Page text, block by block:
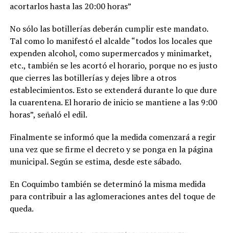
acortarlos hasta las 20:00 horas”
No sólo las botillerías deberán cumplir este mandato.
Tal como lo manifestó el alcalde “todos los locales que
expenden alcohol, como supermercados y minimarket,
etc., también se les acortó el horario, porque no es justo
que cierres las botillerías y dejes libre a otros
establecimientos. Esto se extenderá durante lo que dure
la cuarentena. El horario de inicio se mantiene a las 9:00
horas”, señaló el edil.
Finalmente se informó que la medida comenzará a regir
una vez que se firme el decreto y se ponga en la página
municipal. Según se estima, desde este sábado.
En Coquimbo también se determinó la misma medida
para contribuir a las aglomeraciones antes del toque de
queda.